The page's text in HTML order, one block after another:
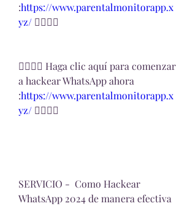
:https://www.parentalmonitorapp.x
yz/ 👈🏻👈🏻
👉🏻👉🏻 Haga clic aquí para comenzar
a hackear WhatsApp ahora
:https://www.parentalmonitorapp.x
yz/ 👈🏻👈🏻
SERVICIO -  Como Hackear
WhatsApp 2024 de manera efectiva